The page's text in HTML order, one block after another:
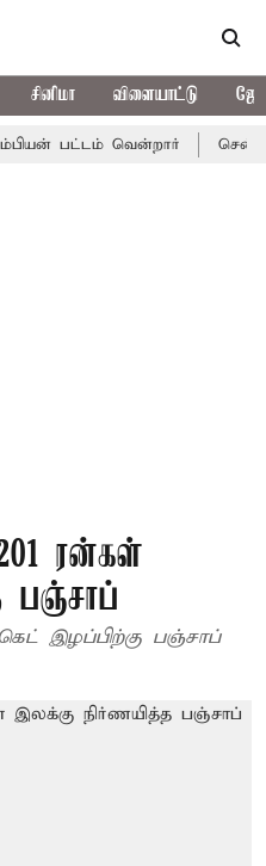
சினிமா விளையாட்டு
பட்டம் வென்றார் சென்னையின்
ரன்கள்
பஞ்சாப்
இழப்பிற்கு பஞ்சாப்